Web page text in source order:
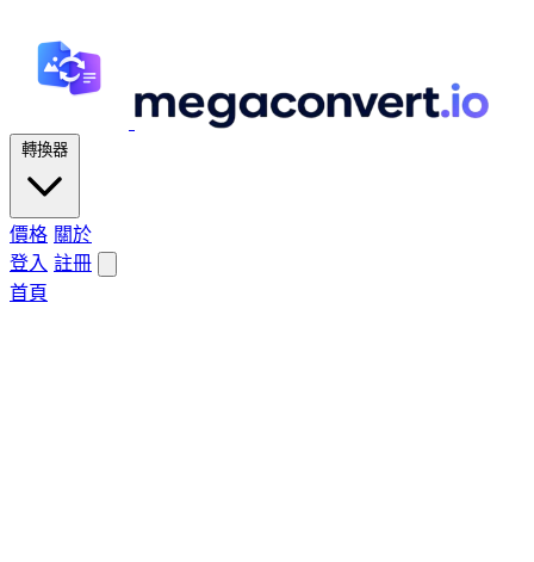
轉換器
價格 關於
登入 註冊
首頁